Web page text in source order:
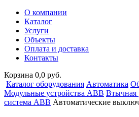
О компании
Каталог
Услуги
Объекты
Оплата и доставка
Контакты
Корзина 0,0 руб.
Каталог оборудования Автоматика
Модульные устройства ABB Втычная
система ABB Автоматические